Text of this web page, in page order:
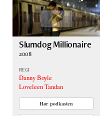
Slumdog Millionaire
2008
REGI
Danny Boyle
Loveleen Tandan
Hør podkasten